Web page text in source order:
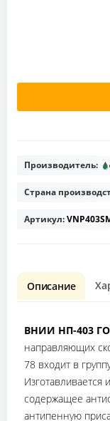
Производитель:
Страна
Артикул:
Описание
ВНИИ НП-403
направляющих
78 входит в
Изготавливается
содержащее
антипенную